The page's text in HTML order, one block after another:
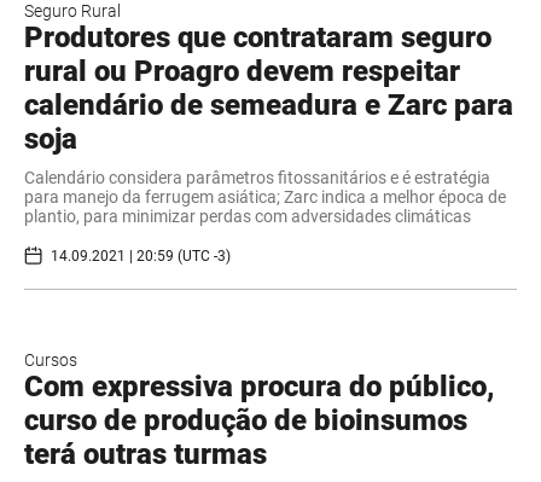
Seguro Rural
Produtores que contrataram seguro
rural ou Proagro devem respeitar
calendário de semeadura e Zarc para
soja
Calendário considera parâmetros fitossanitários e é estratégia
para manejo da ferrugem asiática; Zarc indica a melhor época de
plantio, para minimizar perdas com adversidades climáticas
14.09.2021 | 20:59 (UTC -3)
Cursos
Com expressiva procura do público,
curso de produção de bioinsumos
terá outras turmas